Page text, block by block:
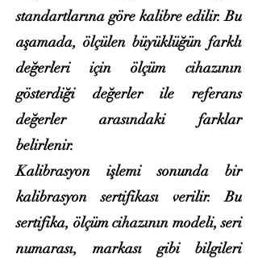
standartlarına göre kalibre edilir. Bu
aşamada, ölçülen büyüklüğün farklı
değerleri için ölçüm cihazının
gösterdiği değerler ile referans
değerler arasındaki farklar
belirlenir.
Kalibrasyon işlemi sonunda bir
kalibrasyon sertifikası verilir. Bu
sertifika, ölçüm cihazının modeli, seri
numarası, markası gibi bilgileri